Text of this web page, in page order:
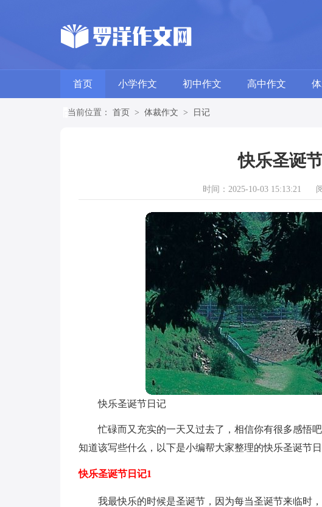
首页 小学作文 初中作文 高中作文
当前位置： 首页 > 体裁作文 > 日记
快乐圣诞
时间：2025-10-03 15:13:21
快乐圣诞节日记
忙碌而又充实的一天又过去了，相信你有很多感悟
知道该写些什么，以下是小编帮大家整理的快乐圣诞节日
快乐圣诞节日记1
我最快乐的时候是圣诞节，因为每当圣诞节来临时